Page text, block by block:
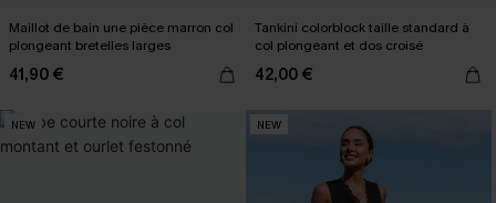
Maillot de bain une pièce marron col
plongeant bretelles larges
41,90 €
Tankini colorblock taille standard à
col plongeant et dos croisé
42,00 €
NEW NEW